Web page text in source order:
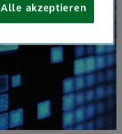
Alle akzeptieren